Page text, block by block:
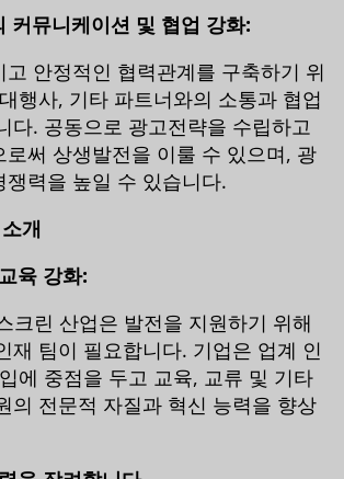
커뮤니케이션 및 협업 강화:
고 안정적인 협력관계를 구축하기 위
행사, 기타 파트너와의 소통과 협업
다. 공동으로 광고전략을 수립하고
로써 상생발전을 이룰 수 있으며, 광
쟁력을 높일 수 있습니다.
개
육 강화:
크린 산업은 발전을 지원하기 위해
재 팀이 필요합니다. 기업은 업계 인
에 중점을 두고 교육, 교류 및 기타
의 전문적 자질과 혁신 능력을 향상